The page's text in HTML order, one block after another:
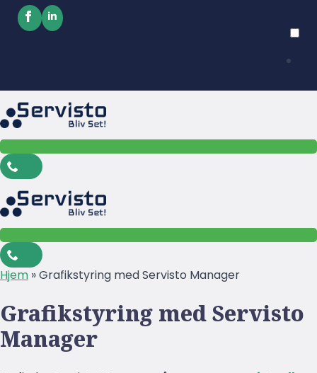
Hjem »Grafikstyring med Servisto Manager
Grafikstyring med Servisto
Manager